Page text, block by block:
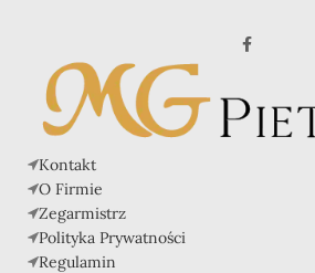
Kontakt
O Firmie
Zegarmistrz
Polityka Prywatności
Regulamin